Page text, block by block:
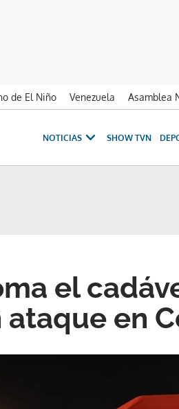
de El Niño Venezuela Asamblea
NOTICIAS SHOW TVN
el
en